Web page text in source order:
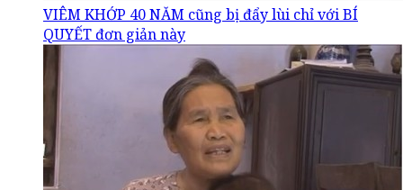
VIÊM KHỚP 40 NĂM cũng bị đẩy lùi chỉ với BÍ
QUYẾT đơn giản này